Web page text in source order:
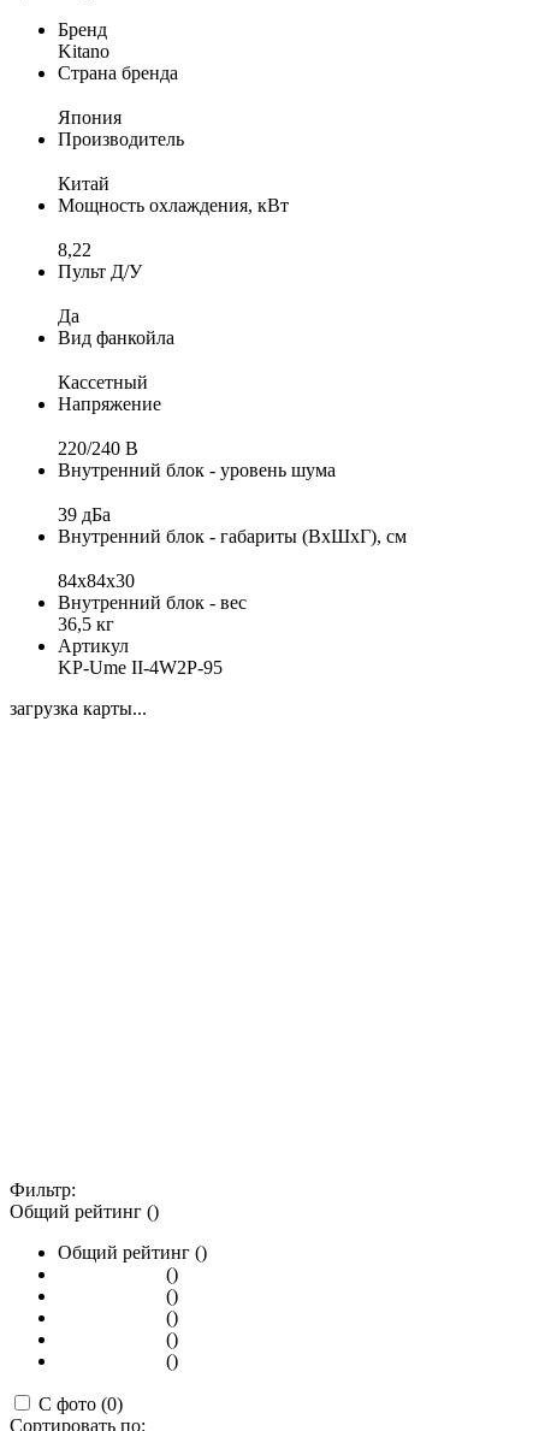
Бренд
Kitano
Страна бренда
Япония
Производитель
Китай
Мощность охлаждения, кВт
8,22
Пульт Д/У
Да
Вид фанкойла
Кассетный
Напряжение
220/240 B
Внутренний блок - уровень шума
39 дБа
Внутренний блок - габариты (ВхШхГ), см
84x84x30
Внутренний блок - вес
36,5 кг
Артикул
KP-Ume II-4W2P-95
загрузка карты...
Фильтр:
Общий рейтинг ()
Общий рейтинг ()
()
()
()
()
()
С фото (0)
Сортировать по: